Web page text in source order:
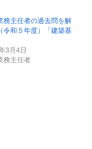
務主任者の過去問を解
令和５年度）「建築基
3月4日
務主任者